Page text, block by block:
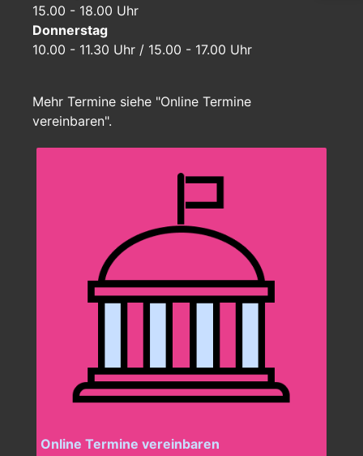
15.00 - 18.00 Uhr
Donnerstag
10.00 - 11.30 Uhr / 15.00 - 17.00 Uhr
Mehr Termine siehe "Online Termine
vereinbaren".
Online Termine vereinbaren